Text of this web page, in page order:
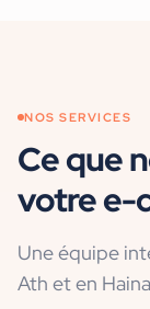
NOS SERVICES
Ce que
votree-
Une équipe
Ath et en